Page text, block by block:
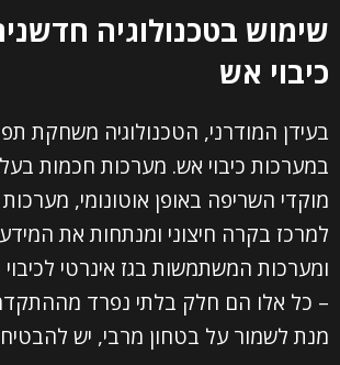
שימוש בטכנולוגיה
כיבוי אש
בעידן המודרני, הטכנולוגיה משחקת
במערכות כיבוי אש. מערכות חכמות
מוקדי השריפה באופן אוטונומי,
למרכז בקרה חיצוני ומנתחות את
ומערכות המשתמשות בגז אינרטי
– כל אלו הם חלק בלתי נפרד
מנת לשמור על בטחון מרבי, יש